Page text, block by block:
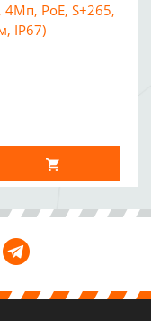
4Мп, PoE, S+265,
IP67)